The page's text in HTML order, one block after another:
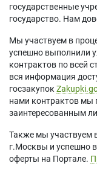
государственные
государство. Нам
Мы участвуем в
успешно выполнили
контрактов по всей
вся информация
госзакупок
нами контрактов мы
заинтересованным
Также мы участвуем
г.Москвы и успешно
оферты на Портале.